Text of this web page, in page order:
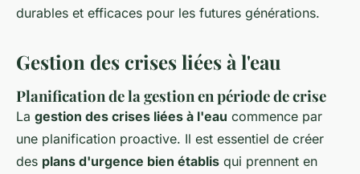
durables et efficaces pour les futures générations.
Gestion des crises liées à l'eau
Planification de la gestion en période de crise
La gestion des crises liées à l'eau commence par
une planification proactive. Il est essentiel de créer
des plans d'urgence bien établis qui prennent en